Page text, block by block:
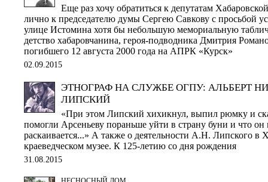
Еще раз хочу обратиться к депутатам
лично к председателю думы Сергею Савкову с просьбой
улице Истомина хотя бы небольшую мемориальную
детство хабаровчанина, героя-подводника Дмитрия
погибшего 12 августа 2000 года на АПРК «Курск»
02.09.2015
ЭТНОГРАФ НА СЛУЖБЕ ОГПУ: АЛЬБЕРТ
ЛИПСКИЙ
«При этом Липский хихикнул, выпил рюмку и
помогли Арсеньеву пораньше уйти в страну буни и что он
раскаивается...» А также о деятельности А.Н. Липского в
краеведческом музее. К 125-летию со дня рождения
31.08.2015